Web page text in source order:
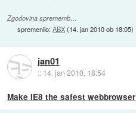
Zgodovina sprememb…
spremenilo:ABX(14. jan 2010 ob 18:05)
jan01
:: 14. jan 2010, 18:54
Make IE8 the safest webbrowser